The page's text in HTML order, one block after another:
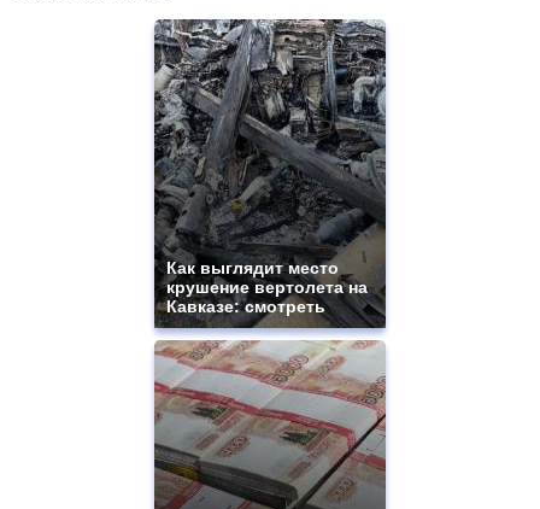
Как выглядит место
крушение вертолета на
Кавказе: смотреть